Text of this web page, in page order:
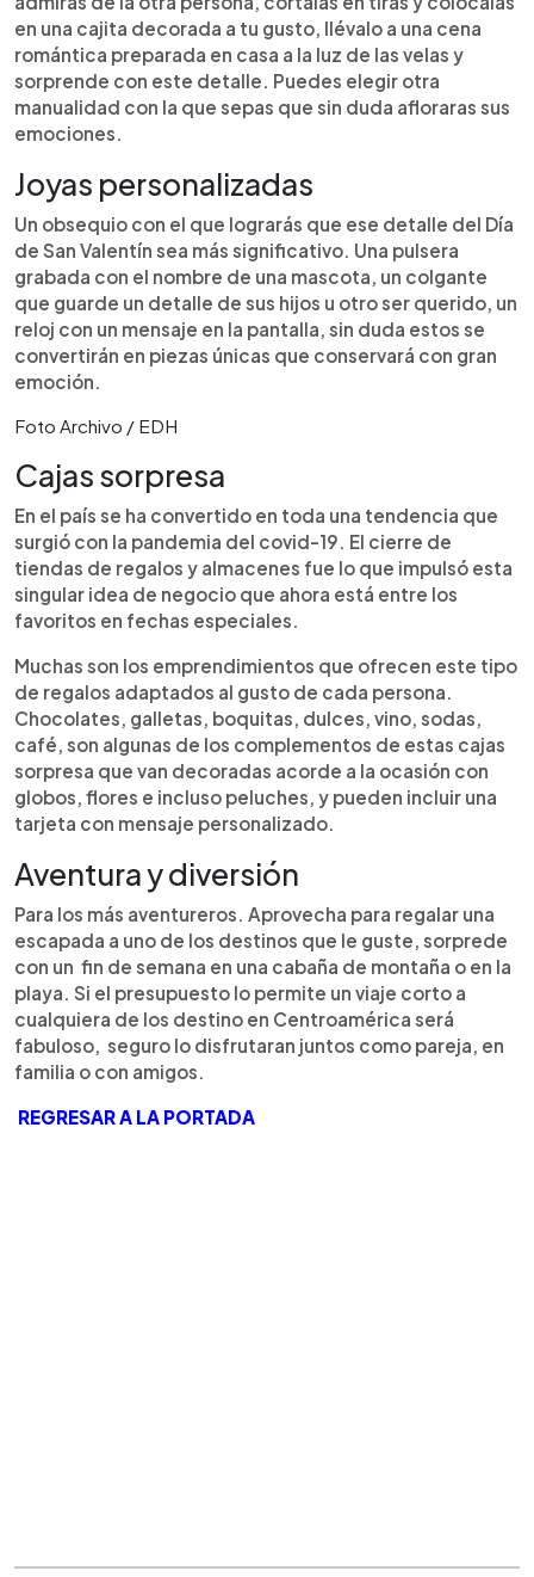
en una cajita decorada a tu gusto, llévalo a una cena
romántica preparada en casa a la luz de las velas y
sorprende con este detalle. Puedes elegir otra
manualidad con la que sepas que sin duda afloraras sus
emociones.
Joyas personalizadas
Un obsequio con el que lograrás que ese detalle del Día
de San Valentín sea más significativo. Una pulsera
grabada con el nombre de una mascota, un colgante
que guarde un detalle de sus hijos u otro ser querido, un
reloj con un mensaje en la pantalla, sin duda estos se
convertirán en piezas únicas que conservará con gran
emoción.
Foto Archivo / EDH
Cajas sorpresa
En el país se ha convertido en toda una tendencia que
surgió con la pandemia del covid-19. El cierre de
tiendas de regalos y almacenes fue lo que impulsó esta
singular idea de negocio que ahora está entre los
favoritos en fechas especiales.
Muchas son los emprendimientos que ofrecen este tipo
de regalos adaptados al gusto de cada persona.
Chocolates, galletas, boquitas, dulces, vino, sodas,
café, son algunas de los complementos de estas cajas
sorpresa que van decoradas acorde a la ocasión con
globos, flores e incluso peluches, y pueden incluir una
tarjeta con mensaje personalizado.
Aventura y diversión
Para los más aventureros. Aprovecha para regalar una
escapada a uno de los destinos que le guste, sorprede
con un fin de semana en una cabaña de montaña o en la
playa. Si el presupuesto lo permite un viaje corto a
cualquiera de los destino en Centroamérica será
fabuloso, seguro lo disfrutaran juntos como pareja, en
familia o con amigos.
REGRESAR A LA PORTADA